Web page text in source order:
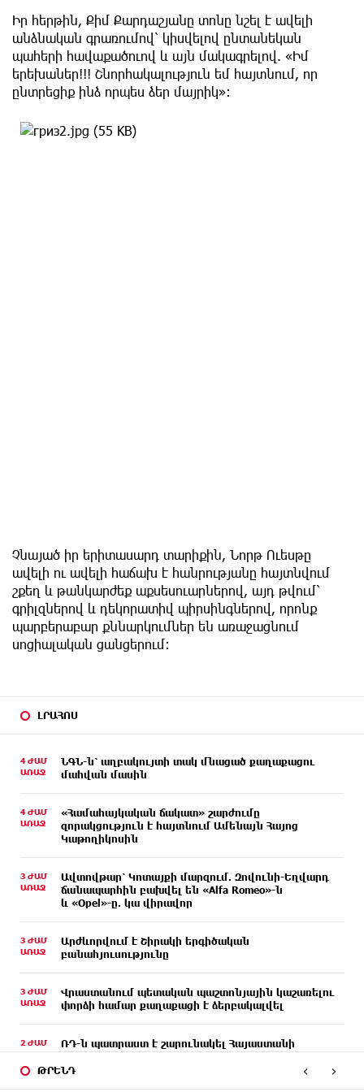
ԼՐԱՀՈՍ
4 ԺԱՄ
ԱՌԱՋ
ՆԳՆ-ն՝ աղբակույտի տակ մնացած քաղաքացու
մահվան մասին
4 ԺԱՄ
ԱՌԱՋ
«Համահայկական ճակատ» շարժումը
զորակցություն է հայտնում Ամենայն Հայոց
Կաթողիկոսին
3 ԺԱՄ
ԱՌԱՋ
Ավտովթար՝ Կոտայքի մարզում. Զովունի-Եղվարդ
ճանապարհին բախվել են «Alfa Romeo»-ն
և «Opel»-ը. կա վիրավոր
3 ԺԱՄ
ԱՌԱՋ
Արժևորվում է Շիրակի երգիծական
բանահյուսությունը
3 ԺԱՄ
ԱՌԱՋ
Վրաստանում պետական ​​պաշտոնյային կաշառելու
փորձի համար քաղաքացի է ձերբակալվել
2 ԺԱՄ
ԱՌԱՋ
ՌԴ-ն պատրաստ է շարունակել Հայաստանի
երկաթուղիների կոնցեսիոն կառավարումը.
Օվերչուկ
Իր հերթին, Քիմ Քարդաշյանը տոնը նշել է ավելի
անձնական գրառումով՝ կիսվելով ընտանեկան
պահերի հավաքածուով և այն մակագրելով. «Իմ
երեխաներ!!! Շնորհակալություն եմ հայտնում, որ
ընտրեցիք ինձ որպես ձեր մայրիկ»։
Չնայած իր երիտասարդ տարիքին, Նորթ Ուեսթը
ավելի ու ավելի հաճախ է հանրությանը հայտնվում
շքեղ և թանկարժեք աքսեսուարներով, այդ թվում՝
գրիլզներով և դեկորատիվ պիրսինգներով, որոնք
պարբերաբար քննարկումներ են առաջացնում
սոցիալական ցանցերում։
ԹՐԵՆԴ ‹ ›